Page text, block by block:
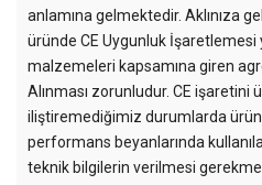
anlamına gelmektedir. Aklınıza
üründe CE Uygunluk İşaretlemesi
malzemeleri kapsamına giren
Alınması zorunludur. CE işaretini
iliştiremediğimiz durumlarda
performans beyanlarında
teknik bilgilerin verilmesi